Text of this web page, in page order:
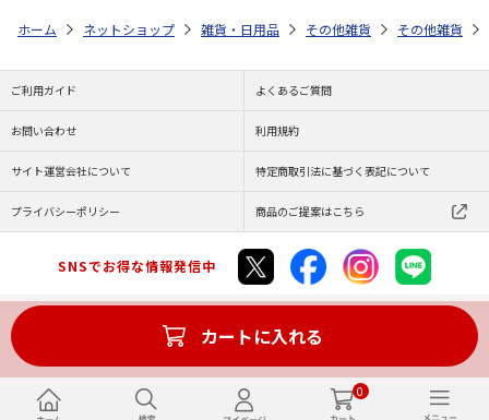
0
カートに入れる
ホーム ネットショップ 雑貨・日用品 その他雑貨 その他雑貨
ご利用ガイド よくあるご質問
お問い合わせ 利用規約
サイト運営会社について 特定商取引法に基づく表記について
プライバシーポリシー 商品のご提案はこちら
SNSでお得な情報発信中